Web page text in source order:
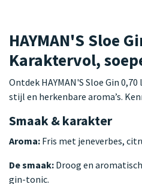
HAYMAN'S Sloe
Karaktervol,
Ontdek HAYMAN'S Sloe Gin
stijl en herkenbare aroma’s.
Smaak & karakter
Aroma: Fris met jeneverbes,
De smaak: Droog en
gin-tonic.